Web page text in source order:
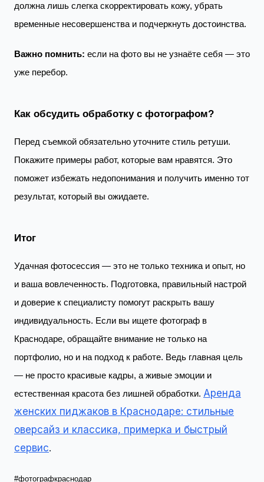
должна лишь слегка скорректировать кожу, убрать
временные несовершенства и подчеркнуть достоинства.
Важно помнить: если на фото вы не узнаёте себя — это
уже перебор.
Как обсудить обработку с фотографом?
Перед съемкой обязательно уточните стиль ретуши.
Покажите примеры работ, которые вам нравятся. Это
поможет избежать недопонимания и получить именно тот
результат, который вы ожидаете.
Итог
Удачная фотосессия — это не только техника и опыт, но
и ваша вовлеченность. Подготовка, правильный настрой
и доверие к специалисту помогут раскрыть вашу
индивидуальность. Если вы ищете фотограф в
Краснодаре, обращайте внимание не только на
портфолио, но и на подход к работе. Ведь главная цель
— не просто красивые кадры, а живые эмоции и
естественная красота без лишней обработки. Аренда
женских пиджаков в Краснодаре: стильные
оверсайз и классика, примерка и быстрый
сервис.
#фотографкраснодар